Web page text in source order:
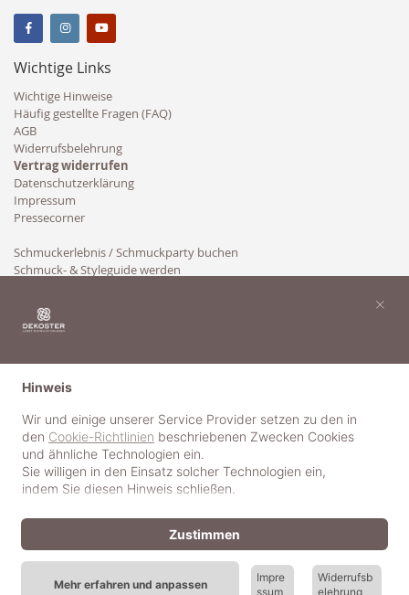
Wichtige Links
Wichtige Hinweise
Häufig gestellte Fragen (FAQ)
AGB
Widerrufsbelehrung
Vertrag widerrufen
Datenschutzerklärung
Impressum
Pressecorner
Schmuckerlebnis / Schmuckparty buchen
Schmuck- & Styleguide werden
Hinweis
Wir und einige unserer Service Provider setzen zu den in
den Cookie-Richtlinien beschriebenen Zwecken Cookies
und ähnliche Technologien ein.
Sie willigen in den Einsatz solcher Technologien ein,
indem Sie diesen Hinweis schließen.
Mehr erfahren und anpassen
Impre
ssum
Widerrufsb
elehrung
Zustimmen
×